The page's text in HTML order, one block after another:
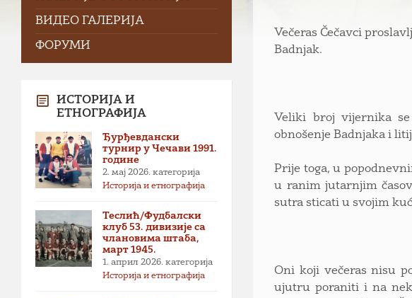
Večeras Čečavci
Badnjak.
Veliki broj vijernika se
obnošenje Badnjaka i
Prije toga, u
u ranim jutarnjim
sutra sticati u svojim
Oni koji večeras nisu
ujutru poraniti i na
ВИДЕО ГАЛЕРИЈА
ФОРУМИ
ИСТОРИЈА И
ЕТНОГРАФИЈА
Ђурђевдански
турнир у Чечави 1991.
године
2. мај 2026. категорија
Историја и етнографија
Теслић/Фудбалски
клуб 53. дивизије са
члановима штаба,
март 1945.
1. април 2026. категорија
Историја и етнографија